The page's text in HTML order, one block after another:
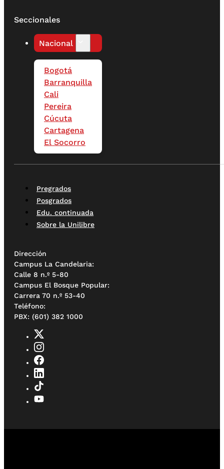
Seccionales
Nacional
Bogotá
Barranquilla
Cali
Pereira
Cúcuta
Cartagena
El Socorro
Pregrados
Posgrados
Edu. continuada
Sobre la Unilibre
Dirección
Campus La Candelaria:
Calle 8 n.º 5-80
Campus El Bosque Popular:
Carrera 70 n.º 53-40
Teléfono:
PBX: (601) 382 1000